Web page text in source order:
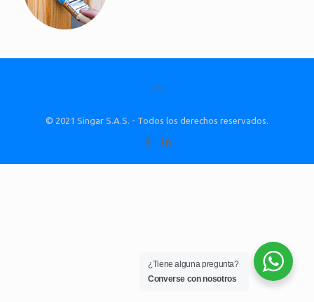
© 2021 Singar S.A.S. - Todos los derechos reservados.
¿Tiene alguna pregunta?
Converse con nosotros